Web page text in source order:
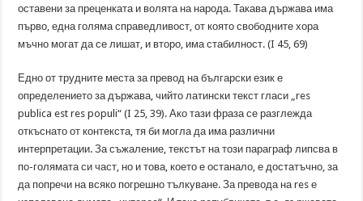
оставени за преценката и волята на народа. Такава държава има
първо, една голяма справедливост, от която свободните хора
мъчно могат да се лишат, и второ, има стабилност. (I 45, 69)
Едно от трудните места за превод на български език е
определението за държава, чийто латински текст гласи „res
publica est res populi“ (I 25, 39). Ако тази фраза се разглежда
откъснато от контекста, тя би могла да има различни
интерпретации. За съжаление, текстът на този параграф липсва в
по-голямата си част, но и това, което е останало, е достатъчно, за
да попречи на всяко погрешно тълкуване. За превода на res е